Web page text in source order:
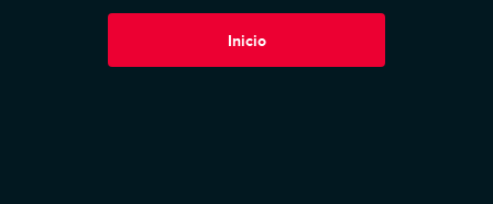
Inicio